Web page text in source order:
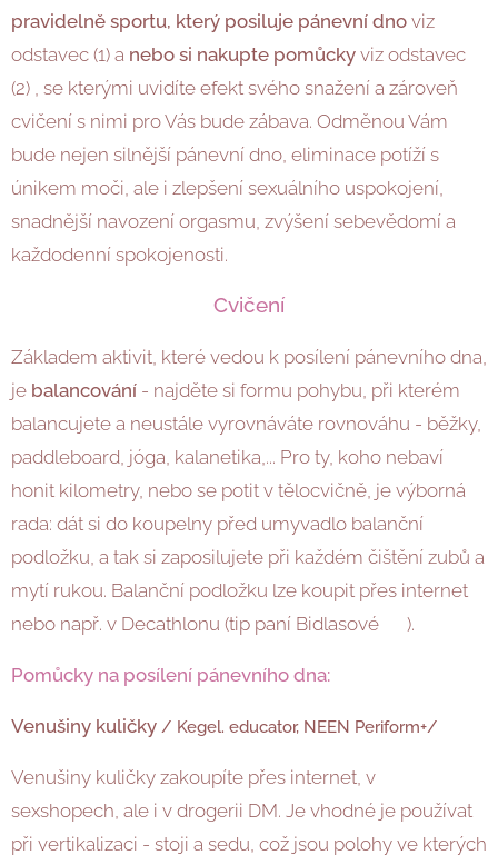
pravidelně sportu, který posiluje pánevní dno viz
odstavec (1) a nebo si nakupte pomůcky viz odstavec
(2) , se kterými uvidíte efekt svého snažení a zároveň
cvičení s nimi pro Vás bude zábava. Odměnou Vám
bude nejen silnější pánevní dno, eliminace potíží s
únikem moči, ale i zlepšení sexuálního uspokojení,
snadnější navození orgasmu, zvýšení sebevědomí a
každodenní spokojenosti.
Cvičení
Základem aktivit, které vedou k posílení pánevního dna,
je balancování - najděte si formu pohybu, při kterém
balancujete a neustále vyrovnáváte rovnováhu - běžky,
paddleboard, jóga, kalanetika,... Pro ty, koho nebaví
honit kilometry, nebo se potit v tělocvičně, je výborná
rada: dát si do koupelny před umyvadlo balanční
podložku, a tak si zaposilujete při každém čištění zubů a
mytí rukou. Balanční podložku lze koupit přes internet
nebo např. v Decathlonu (tip paní Bidlasové 😊).
Pomůcky na posílení pánevního dna:
Venušiny kuličky / Kegel. educator, NEEN Periform+/
Venušiny kuličky zakoupíte přes internet, v
sexshopech, ale i v drogerii DM. Je vhodné je používat
při vertikalizaci - stoji a sedu, což jsou polohy ve kterých